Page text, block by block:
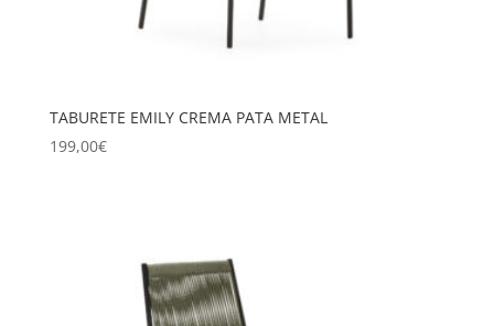
TABURETE EMILY CREMA PATA METAL
199,00€